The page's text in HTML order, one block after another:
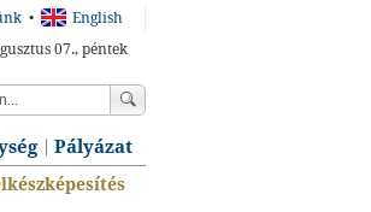
•
English
07., péntek
Pályázat